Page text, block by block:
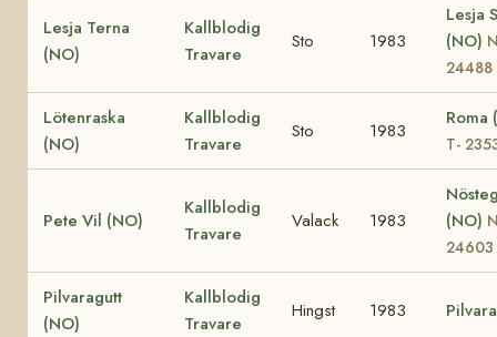
Lesja Terna
(NO)
Kallblodig
Travare
Sto 1983
Lesja
(NO)
24488
Lötenraska
(NO)
Kallblodig
Travare
Sto 1983
Roma
T-
Pete Vil (NO)
Kallblodig
Travare
Valack 1983
(NO)
24603
Pilvaragutt
(NO)
Kallblodig
Travare
Hingst 1983